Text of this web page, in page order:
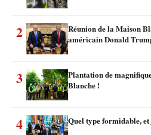
2
Réunion de la Maison
américain Donald
3
Plantation de
Blanche !
4 Quel type formidable,